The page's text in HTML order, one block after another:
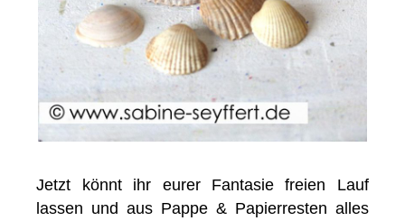
Jetzt könnt ihr eurer Fantasie freien Lauf
lassen und aus Pappe & Papierresten alles